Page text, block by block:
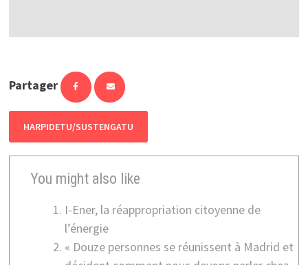
Partager
HARPIDETU/SUSTENGATU
You might also like
I-Ener, la réappropriation citoyenne de
l’énergie
« Douze personnes se réunissent à Madrid et